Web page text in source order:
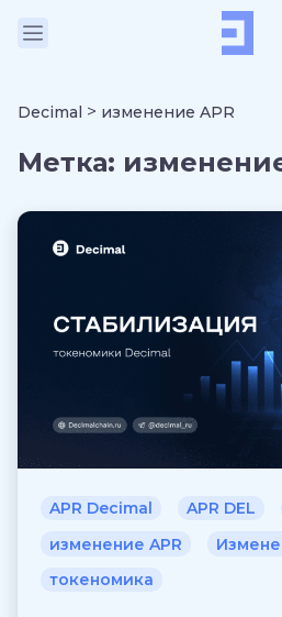
Decimal > изменение APR
Метка:
APR Decimal APR DEL
изменение APR
токеномика